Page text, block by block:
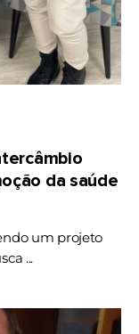
da saúde
um projeto
...